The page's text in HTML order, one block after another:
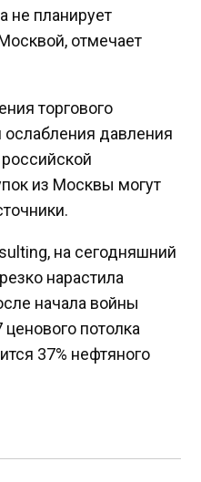
не планирует
отмечает
торгового
давления
из Москвы могут
на сегодняшний
нарастила
начала войны
потолка
37% нефтяного